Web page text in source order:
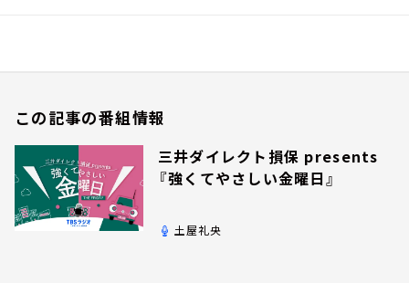
この記事の番組情報
三井ダイレクト損保 presents
『強くてやさしい金曜日』
土屋礼央